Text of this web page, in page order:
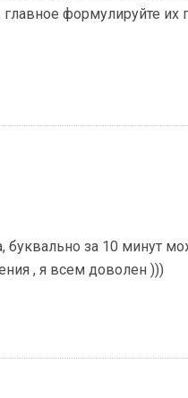
формулируйте их
буквально за 10 минут
, я всем доволен )))